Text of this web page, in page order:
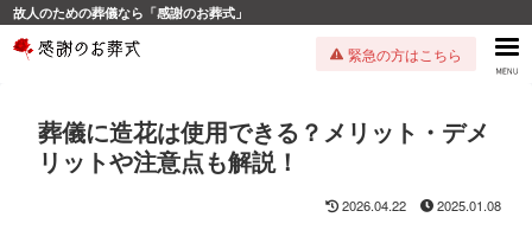
故人のための葬儀なら「感謝のお葬式」
緊急の方はこちら
葬儀に造花は使用できる？メリット・デメ
リットや注意点も解説！
2026.04.22 2025.01.08